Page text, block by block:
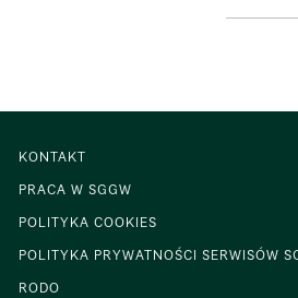
KONTAKT
PRACA W SGGW
POLITYKA COOKIES
POLITYKA PRYWATNOŚCI SERWISÓW
RODO